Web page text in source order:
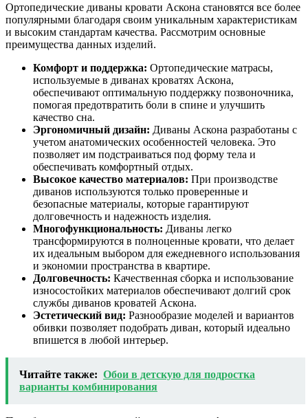
Ортопедические диваны кровати Аскона становятся все более
популярными благодаря своим уникальным характеристикам
и высоким стандартам качества. Рассмотрим основные
преимущества данных изделий.
Комфорт и поддержка: Ортопедические матрасы,
используемые в диванах кроватях Аскона,
обеспечивают оптимальную поддержку позвоночника,
помогая предотвратить боли в спине и улучшить
качество сна.
Эргономичный дизайн: Диваны Аскона разработаны с
учетом анатомических особенностей человека. Это
позволяет им подстраиваться под форму тела и
обеспечивать комфортный отдых.
Высокое качество материалов: При производстве
диванов используются только проверенные и
безопасные материалы, которые гарантируют
долговечность и надежность изделия.
Многофункциональность: Диваны легко
трансформируются в полноценные кровати, что делает
их идеальным выбором для ежедневного использования
и экономии пространства в квартире.
Долговечность: Качественная сборка и использование
износостойких материалов обеспечивают долгий срок
службы диванов кроватей Аскона.
Эстетический вид: Разнообразие моделей и вариантов
обивки позволяет подобрать диван, который идеально
впишется в любой интерьер.
Читайте также: Обои в детскую для подростка
варианты комбинирования